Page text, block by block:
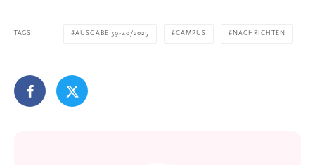
TAGS AUSGABE 39-40/2025 CAMPUS NACHRICHTEN